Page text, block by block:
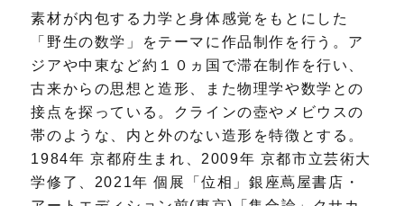
素材が内包する力学と身体感覚をもとにした
「野生の数学」をテーマに作品制作を行う。ア
ジアや中東など約１０ヵ国で滞在制作を行い、
古来からの思想と造形、また物理学や数学との
接点を探っている。クラインの壺やメビウスの
帯のような、内と外のない造形を特徴とする。
1984年 京都府生まれ、2009年 京都市立芸術大
学修了、2021年 個展「位相」銀座蔦屋書店・